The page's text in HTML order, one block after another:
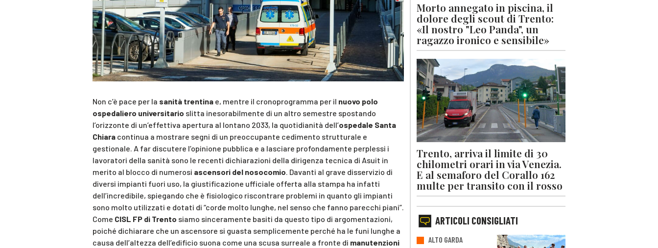
Non c’è pace per la sanità trentina e, mentre il cronoprogramma per il nuovo polo
ospedaliero universitario slitta inesorabilmente di un altro semestre spostando
l’orizzonte di un’effettiva apertura al lontano 2033, la quotidianità dell’ospedale Santa
Chiara continua a mostrare segni di un preoccupante cedimento strutturale e
gestionale. A far discutere l’opinione pubblica e a lasciare profondamente perplessi i
lavoratori della sanità sono le recenti dichiarazioni della dirigenza tecnica di Asuit in
merito al blocco di numerosi ascensori del nosocomio. Davanti al grave disservizio di
diversi impianti fuori uso, la giustificazione ufficiale offerta alla stampa ha infatti
dell’incredibile, spiegando che è fisiologico riscontrare problemi in quanto gli impianti
sono molto utilizzati e dotati di “corde molto lunghe, nel senso che fanno parecchi piani”.
Come CISL FP di Trento siamo sinceramente basiti da questo tipo di argomentazioni,
poiché dichiarare che un ascensore si guasta semplicemente perché ha le funi lunghe a
causa dell’altezza dell’edificio suona come una scusa surreale a fronte di manutenzioni
Morto annegato in piscina, il
dolore degli scout di Trento:
«Il nostro "Leo Panda", un
ragazzo ironico e sensibile»
Trento, arriva il limite di 30
chilometri orari in via Venezia.
E al semaforo del Corallo 162
multe per transito con il rosso
ARTICOLI CONSIGLIATI
ALTO GARDA